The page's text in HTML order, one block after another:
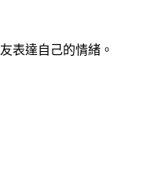
表達自己的情緒。